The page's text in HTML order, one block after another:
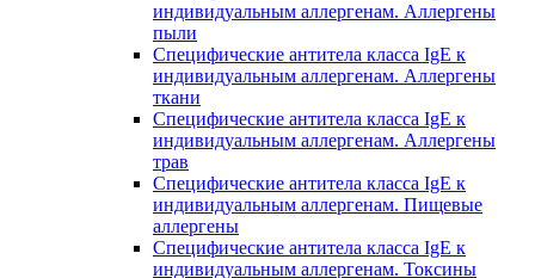
индивидуальным аллергенам. Аллергены
пыли
Специфические антитела класса IgE к
индивидуальным аллергенам. Аллергены
ткани
Специфические антитела класса IgE к
индивидуальным аллергенам. Аллергены
трав
Специфические антитела класса IgE к
индивидуальным аллергенам. Пищевые
аллергены
Специфические антитела класса IgE к
индивидуальным аллергенам. Токсины